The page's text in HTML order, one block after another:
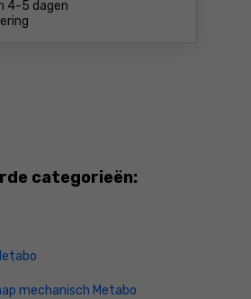
4-5 dagen
categorieën:
mechanisch Metabo